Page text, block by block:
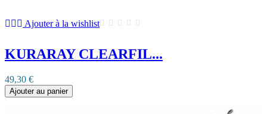
Ajouter à la wishlist
KURARAY CLEARFIL...
49,30 €
Ajouter au panier